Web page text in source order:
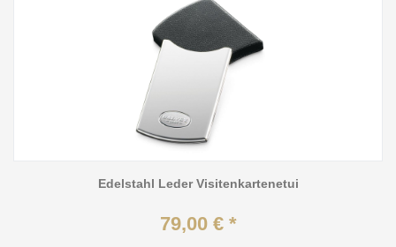
Edelstahl Leder Visitenkartenetui
79,00 € *